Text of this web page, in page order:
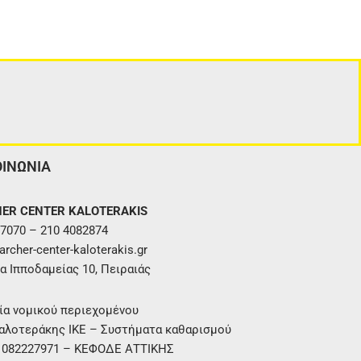
CENTER KALOTERAKIS
– 210 4082874
center-kaloterakis.gr
Ιπποδαμείας 10, Πειραιάς
νομικού περιεχομένου
ΙΚΕ – Συστήματα καθαρισμού
– ΚΕΦΟΔΕ ΑΤΤΙΚΗΣ